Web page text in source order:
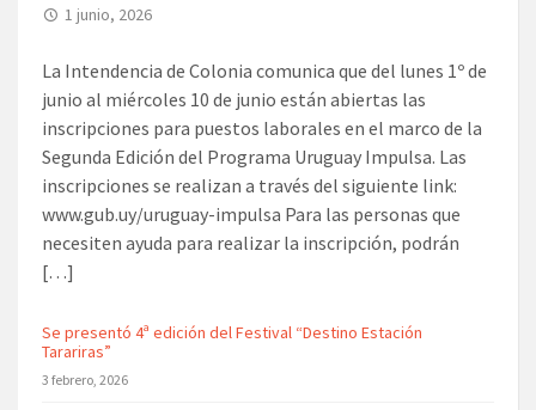
1 junio, 2026
La Intendencia de Colonia comunica que del lunes 1º de
junio al miércoles 10 de junio están abiertas las
inscripciones para puestos laborales en el marco de la
Segunda Edición del Programa Uruguay Impulsa. Las
inscripciones se realizan a través del siguiente link:
www.gub.uy/uruguay-impulsa Para las personas que
necesiten ayuda para realizar la inscripción, podrán
[…]
Se presentó 4ª edición del Festival “Destino Estación
Tarariras”
3 febrero, 2026